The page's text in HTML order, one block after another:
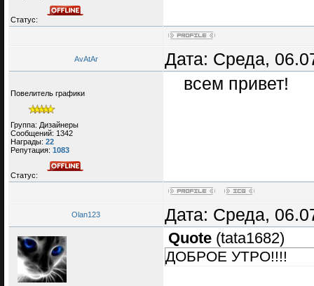
Статус:
AvAtAr Дата: Среда,
Повелитель графики
Группа: Дизайнеры
Сообщений: 1342
Награды: 22
Репутация: 1083
Статус:
всем привет!
Olan123 Дата: Среда,
Quote (tata1682)
ДОБРОЕ УТРО!!!!